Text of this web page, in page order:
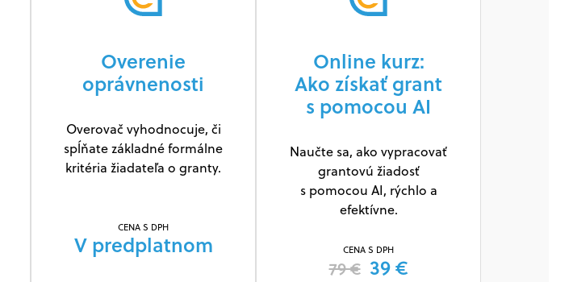
Overenie
oprávnenosti
Overovač vyhodnocuje, či
spĺňate základné formálne
kritéria žiadateľa o granty.
CENA S DPH
V predplatnom
Online kurz:
Ako získať grant
s pomocou AI
Naučte sa, ako vypracovať
grantovú žiadosť
s pomocou AI, rýchlo a
efektívne.
CENA S DPH
79 € 39 €